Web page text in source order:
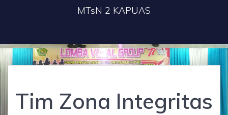
MTsN 2 KAPUAS
Tim Zona Integritas